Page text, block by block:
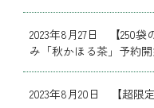
2023年8月27日 【250袋
み「秋かほる茶」予約開
2023年8月20日 【超限